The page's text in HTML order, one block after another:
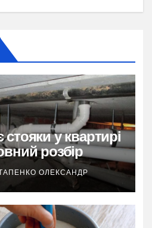
у квартирі
розбір
ОЛЕКСАНДР